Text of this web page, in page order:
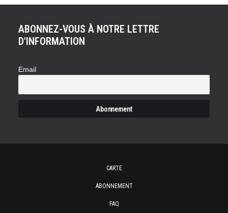
ABONNEZ-VOUS À NOTRE LETTRE
D'INFORMATION
Email
CARTE
ABONNEMENT
FAQ